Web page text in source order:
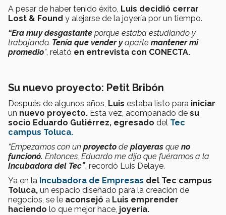
A pesar de haber tenido éxito, Luis decidió cerrar
Lost & Found y alejarse de la joyería por un tiempo.
“Era muy desgastante porque estaba estudiando y
trabajando. Tenía que vender yaparte mantener mi
promedio”, relató en entrevista con CONECTA.
Su nuevo proyecto: Petit Bribón
Después de algunos años, Luis estaba listo para iniciar
un nuevo proyecto. Esta vez, acompañado de su
socio Eduardo Gutiérrez, egresado del Tec
campus Toluca.
“Empezamos con un proyecto de playeras que no
funcionó. Entonces, Eduardo me dijo que fuéramos a la
Incubadora del Tec”, recordó Luis Delaye.
Ya en la Incubadora de Empresas del Tec campus
Toluca, un espacio diseñado para la creación de
negocios, se le aconsejó a Luis emprender
haciendo lo que mejor hace, joyería.